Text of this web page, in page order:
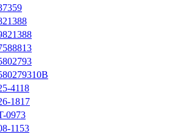
4118
1817
0973
1153